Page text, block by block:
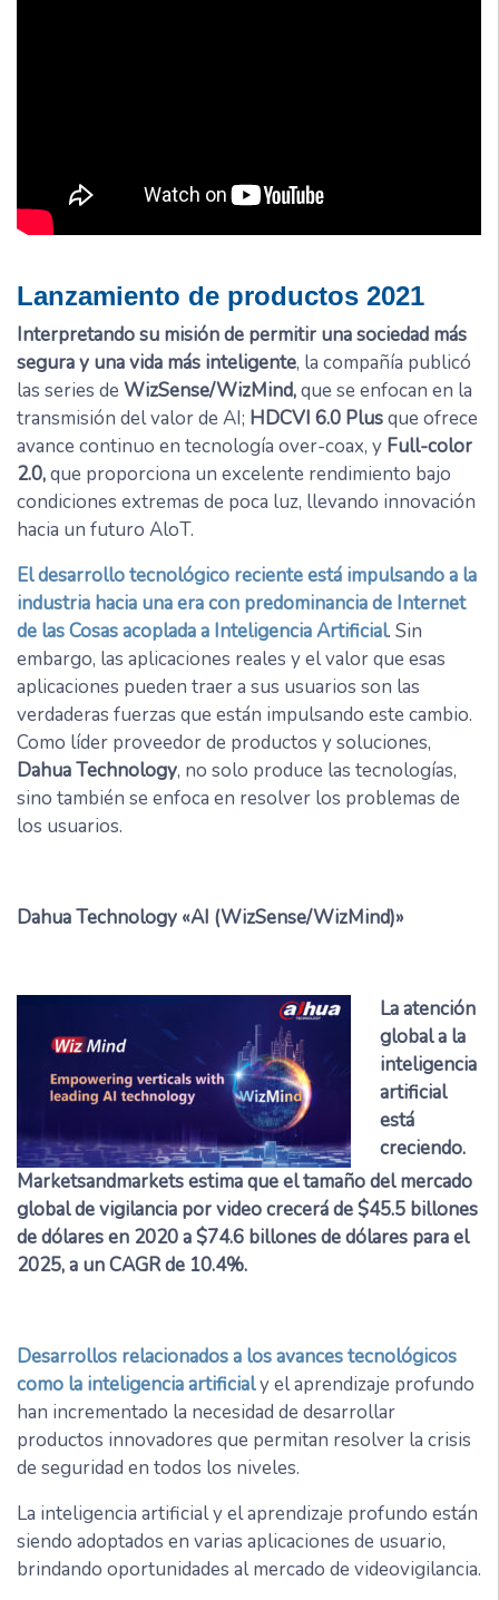
Lanzamiento de productos 2021
Interpretando su misión de permitir una sociedad más
segura y una vida más inteligente, la compañía publicó
las series de WizSense/WizMind,que se enfocan en la
transmisión del valor de AI; HDCVI 6.0 Plusque ofrece
avance continuo en tecnología over-coax, y Full-color
2.0,que proporciona un excelente rendimiento bajo
condiciones extremas de poca luz, llevando innovación
hacia un futuro AloT.
El desarrollo tecnológico reciente está impulsando a la
industria hacia una era con predominancia de Internet
de las Cosas acoplada a Inteligencia Artificial. Sin
embargo, las aplicaciones reales y el valor que esas
aplicaciones pueden traer a sus usuarios son las
verdaderas fuerzas que están impulsando este cambio.
Como líder proveedor de productos y soluciones,
Dahua Technology, no solo produce las tecnologías,
sino también se enfoca en resolver los problemas de
los usuarios.
Dahua Technology «AI (WizSense/WizMind)»
La atención
global a la
inteligencia
artificial
está
creciendo.
Marketsandmarkets estima que el tamaño del mercado
global de vigilancia por video crecerá de $45.5 billones
de dólares en 2020 a $74.6 billones de dólares para el
2025, a un CAGR de 10.4%.
Desarrollos relacionados a los avances tecnológicos
como la inteligencia artificialy el aprendizaje profundo
han incrementado la necesidad de desarrollar
productos innovadores que permitan resolver la crisis
de seguridad en todos los niveles.
La inteligencia artificial y el aprendizaje profundo están
siendo adoptados en varias aplicaciones de usuario,
brindando oportunidades al mercado de videovigilancia.